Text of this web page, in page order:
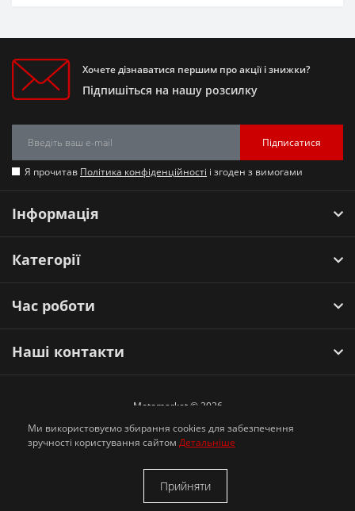
Хочете дізнаватися першим про акції і знижки?
Підпишіться на нашу розсилку
Підписатися
Я прочитав Політика конфіденційності і згоден з вимогами
Інформація
Категорії
Час роботи
Наші контакти
Motomarket © 2026
Ми використовуємо збирання cookies для забезпечення
зручності користування сайтом Детальніше
Прийняти